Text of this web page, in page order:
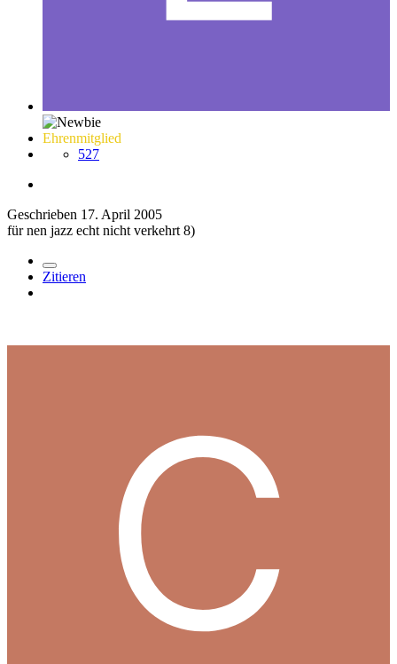
Ehrenmitglied
527
Geschrieben 17. April 2005
für nen jazz echt nicht verkehrt 8)
Zitieren